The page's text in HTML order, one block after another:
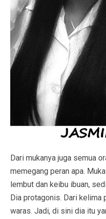
Dari mukanya juga semua
memegang peran apa.
lembut dan keibu ibuan,
Dia protagonis. Dari kelima
waras. Jadi, di sini dia itu